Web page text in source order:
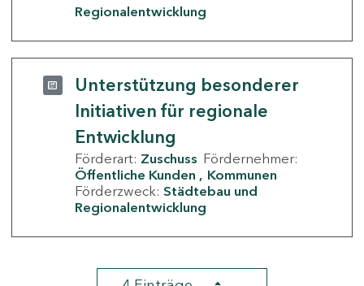
Regionalentwicklung
Unterstützung besonderer
Initiativen für regionale
Entwicklung
Förderart: Zuschuss Fördernehmer:
Öffentliche Kunden
Kommunen
Förderzweck: Städtebau und
Regionalentwicklung